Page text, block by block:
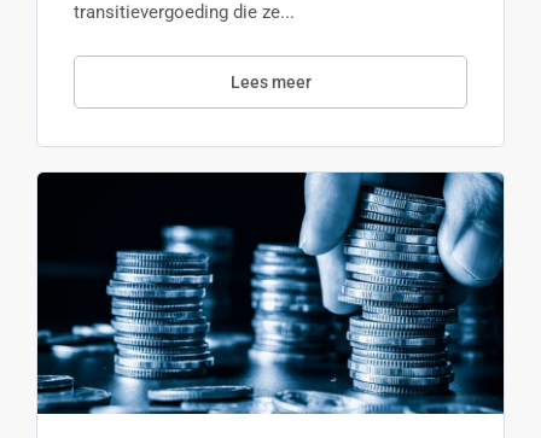
transitievergoeding die ze...
Lees meer